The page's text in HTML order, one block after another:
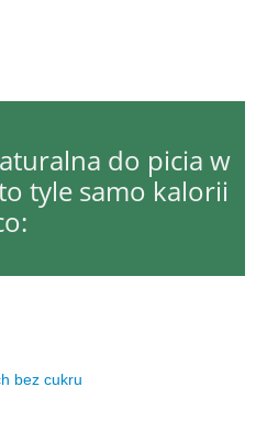
do picia w
tyle samo kalorii
bez cukru